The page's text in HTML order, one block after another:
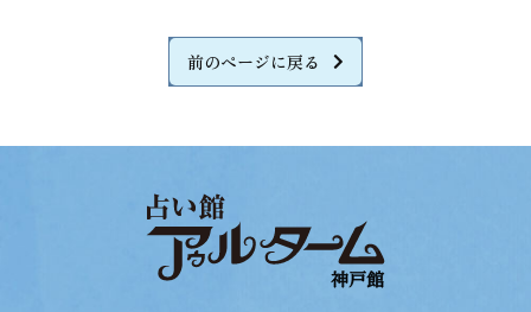
前のページに戻る